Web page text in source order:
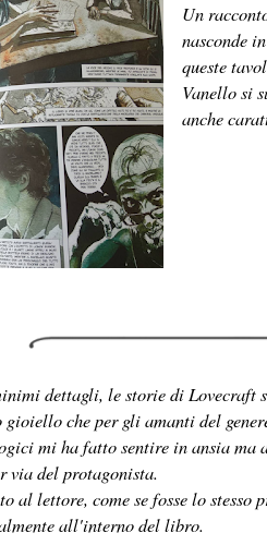
Un
nasconde
queste
Vanello si
anche
dettagli, le storie di Lovecraft
che per gli amanti del
mi ha fatto sentire in ansia ma
via del protagonista.
al lettore, come se fosse lo stesso
all'interno del libro.